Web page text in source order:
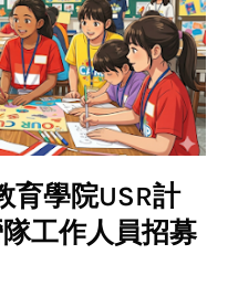
育學院USR計
工作人員招募